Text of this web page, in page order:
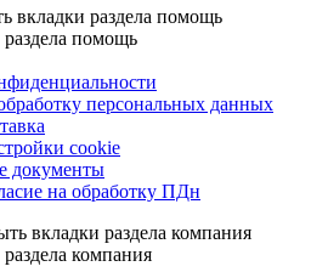
персональных данных
cookie
документы
на обработку ПДн